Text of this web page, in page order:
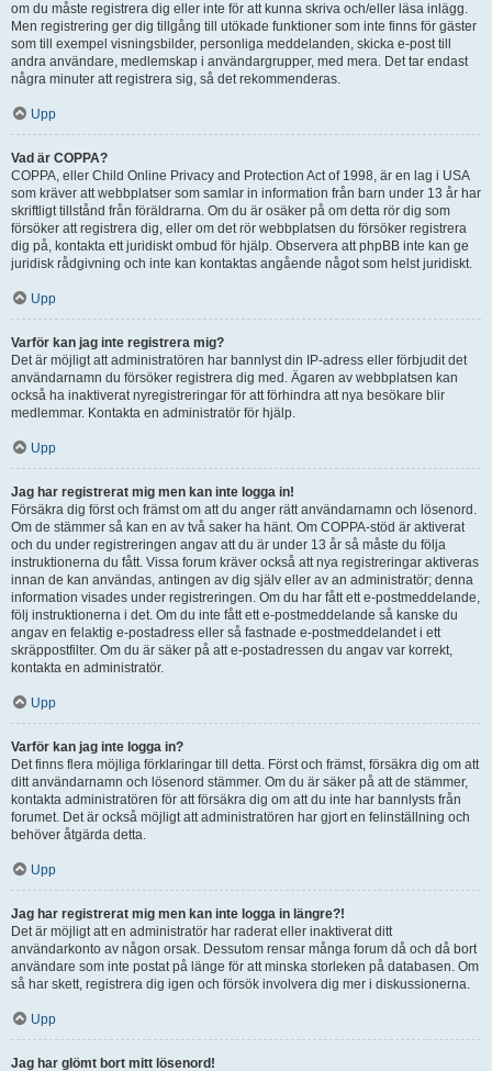
om du måste registrera dig eller inte för att kunna skriva och/eller läsa inlägg.
Men registrering ger dig tillgång till utökade funktioner som inte finns för gäster
som till exempel visningsbilder, personliga meddelanden, skicka e-post till
andra användare, medlemskap i användargrupper, med mera. Det tar endast
några minuter att registrera sig, så det rekommenderas.
Upp
Vad är COPPA?
COPPA, eller Child Online Privacy and Protection Act of 1998, är en lag i USA
som kräver att webbplatser som samlar in information från barn under 13 år har
skriftligt tillstånd från föräldrarna. Om du är osäker på om detta rör dig som
försöker att registrera dig, eller om det rör webbplatsen du försöker registrera
dig på, kontakta ett juridiskt ombud för hjälp. Observera att phpBB inte kan ge
juridisk rådgivning och inte kan kontaktas angående något som helst juridiskt.
Upp
Varför kan jag inte registrera mig?
Det är möjligt att administratören har bannlyst din IP-adress eller förbjudit det
användarnamn du försöker registrera dig med. Ägaren av webbplatsen kan
också ha inaktiverat nyregistreringar för att förhindra att nya besökare blir
medlemmar. Kontakta en administratör för hjälp.
Upp
Jag har registrerat mig men kan inte logga in!
Försäkra dig först och främst om att du anger rätt användarnamn och lösenord.
Om de stämmer så kan en av två saker ha hänt. Om COPPA-stöd är aktiverat
och du under registreringen angav att du är under 13 år så måste du följa
instruktionerna du fått. Vissa forum kräver också att nya registreringar aktiveras
innan de kan användas, antingen av dig själv eller av an administratör; denna
information visades under registreringen. Om du har fått ett e-postmeddelande,
följ instruktionerna i det. Om du inte fått ett e-postmeddelande så kanske du
angav en felaktig e-postadress eller så fastnade e-postmeddelandet i ett
skräppostfilter. Om du är säker på att e-postadressen du angav var korrekt,
kontakta en administratör.
Upp
Varför kan jag inte logga in?
Det finns flera möjliga förklaringar till detta. Först och främst, försäkra dig om att
ditt användarnamn och lösenord stämmer. Om du är säker på att de stämmer,
kontakta administratören för att försäkra dig om att du inte har bannlysts från
forumet. Det är också möjligt att administratören har gjort en felinställning och
behöver åtgärda detta.
Upp
Jag har registrerat mig men kan inte logga in längre?!
Det är möjligt att en administratör har raderat eller inaktiverat ditt
användarkonto av någon orsak. Dessutom rensar många forum då och då bort
användare som inte postat på länge för att minska storleken på databasen. Om
så har skett, registrera dig igen och försök involvera dig mer i diskussionerna.
Upp
Jag har glömt bort mitt lösenord!